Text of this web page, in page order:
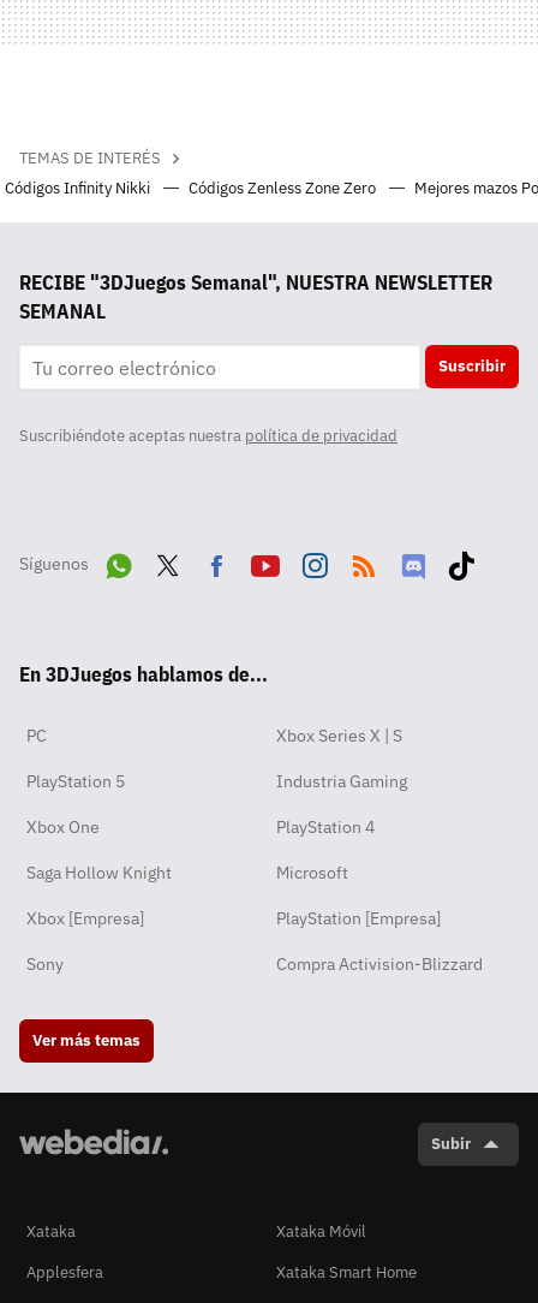
TEMAS DE INTERÉS
Códigos Infinity Nikki
Códigos Zenless Zone Zero Mejores mazos
RECIBE "3DJuegos Semanal", NUESTRA NEWSLETTER
SEMANAL
Suscribir
Suscribiéndote aceptas nuestra política de privacidad
Síguenos
pp
ok
En 3DJuegos hablamos de...
PC Xbox Series X | S
PlayStation 5 Industria Gaming
Xbox One PlayStation 4
Saga Hollow Knight Microsoft
Xbox [Empresa] PlayStation [Empresa]
Sony Compra Activision-Blizzard
Ver más temas
Subir
Xataka
Xataka Móvil
Applesfera
Xataka Smart Home